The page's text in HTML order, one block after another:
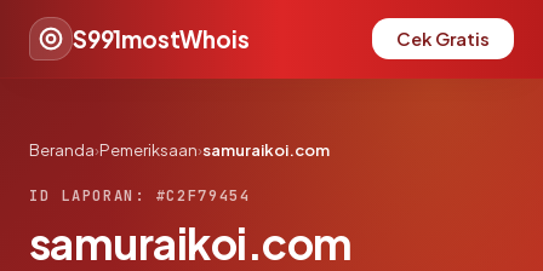
S991mostWhois Cek Gratis
Beranda›Pemeriksaan›samuraikoi.com
ID LAPORAN: #C2F79454
samuraikoi.com